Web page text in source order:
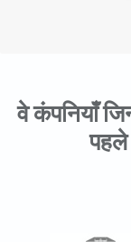
वे कंपनियाँ
पहले